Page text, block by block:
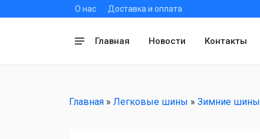
О нас Доставка и оплата
Главная Новости Контакты
Главная » Легковые шины » Зимние шины